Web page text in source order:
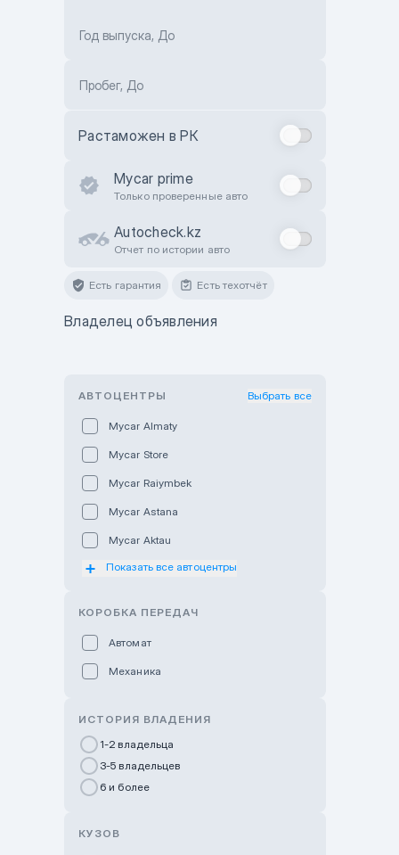
Год выпуска, До
Пробег, До
Растаможен в РК
Mycar prime
Только проверенные авто
Autocheck.kz
Отчет по истории авто
Есть гарантия Есть техотчёт
Владелец объявления
АВТОЦЕНТРЫ Выбрать все
Mycar Almaty
Mycar Store
Mycar Raiymbek
Mycar Astana
Mycar Aktau
Mycar Uralsk
GWM Nurly Zhol
Chery Astana
Показать все автоцентры
КОРОБКА ПЕРЕДАЧ
Автомат
Механика
ИСТОРИЯ ВЛАДЕНИЯ
1-2 владельца
3-5 владельцев
6 и более
КУЗОВ